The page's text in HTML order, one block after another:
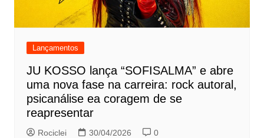
Lançamentos
JU KOSSO lança “SOFISALMA” e abre
uma nova fase na carreira: rock autoral,
psicanálise ea coragem de se
reapresentar
Rociclei 30/04/2026 0